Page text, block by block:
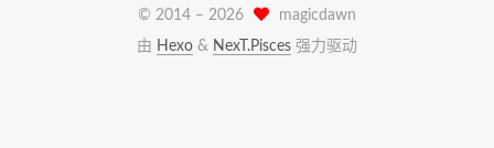
© 2014 – 2026
magicdawn
由 Hexo & NexT.Pisces 强力驱动